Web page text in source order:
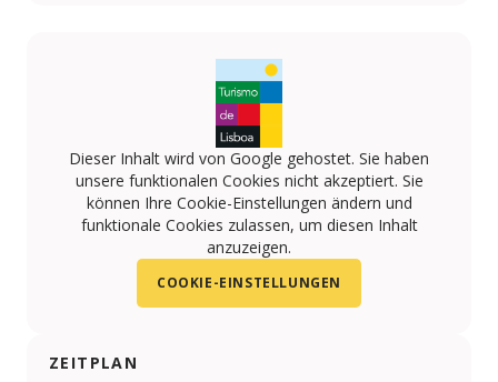
Dieser Inhalt wird von Google gehostet. Sie haben
unsere funktionalen Cookies nicht akzeptiert. Sie
können Ihre Cookie-Einstellungen ändern und
funktionale Cookies zulassen, um diesen Inhalt
anzuzeigen.
COOKIE-EINSTELLUNGEN
ZEITPLAN